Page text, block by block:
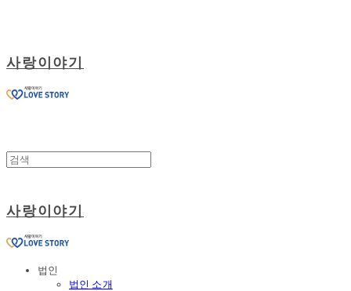
사랑이야기
사랑이야기
법인
법인 소개